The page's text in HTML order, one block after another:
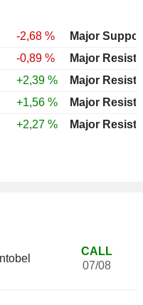
-2,68 %
-0,89 %
+2,39 %
+1,56 %
+2,27 %
CALL
07/08